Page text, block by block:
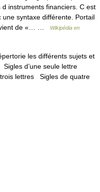
instruments financiers. C est
syntaxe différente. Portail
de «… …
Wikipédia en
les différents sujets et
d’une seule lettre
lettres Sigles de quatre